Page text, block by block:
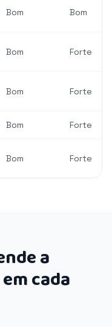
Bom Bom
Bom Forte
Bom Forte
Bom Forte
Bom Forte
a
cada